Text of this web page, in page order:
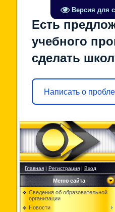
Версия для
Есть
учебного
сделать
Написать о
Главная|Регистрация|Вход
Меню сайта
Сведения об образовательной
организации
Новости